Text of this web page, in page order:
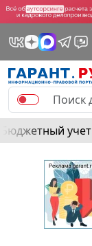
Бюджетный учет